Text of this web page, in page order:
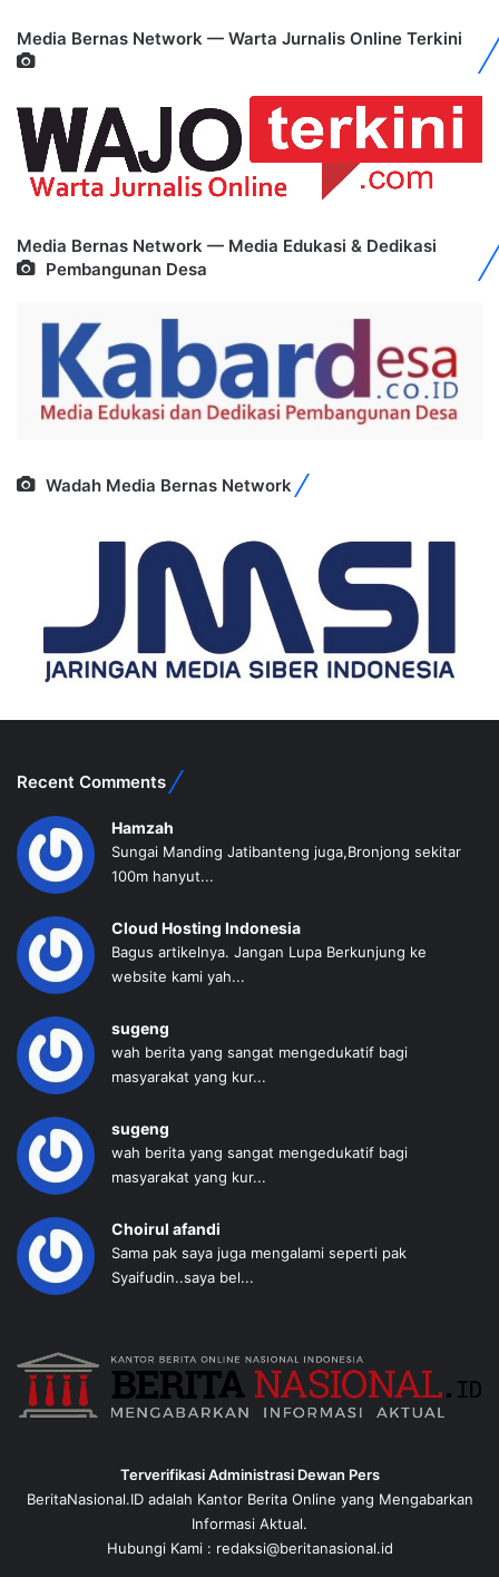
Media Bernas Network — Warta Jurnalis Online Terkini
Media Bernas Network — Media Edukasi & Dedikasi
Pembangunan Desa
Wadah Media Bernas Network
Recent Comments
Hamzah
Sungai Manding Jatibanteng juga,Bronjong sekitar
100m hanyut...
Cloud Hosting Indonesia
Bagus artikelnya. Jangan Lupa Berkunjung ke
website kami yah...
sugeng
wah berita yang sangat mengedukatif bagi
masyarakat yang kur...
sugeng
wah berita yang sangat mengedukatif bagi
masyarakat yang kur...
Choirul afandi
Sama pak saya juga mengalami seperti pak
Syaifudin..saya bel...
Terverifikasi Administrasi Dewan Pers
BeritaNasional.ID adalah Kantor Berita Online yang Mengabarkan
Informasi Aktual.
Hubungi Kami : redaksi@beritanasional.id